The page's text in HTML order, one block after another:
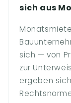
sich aus
sich — von
zur
ergeben